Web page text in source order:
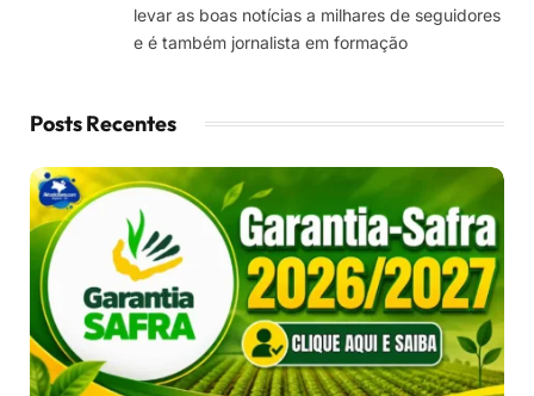
levar as boas notícias a milhares de seguidores
e é também jornalista em formação
Posts Recentes